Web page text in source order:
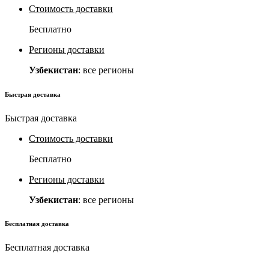
Стоимость доставки
Бесплатно
Регионы доставки
Узбекистан: все регионы
Быстрая доставка
Быстрая доставка
Стоимость доставки
Бесплатно
Регионы доставки
Узбекистан: все регионы
Бесплатная доставка
Бесплатная доставка